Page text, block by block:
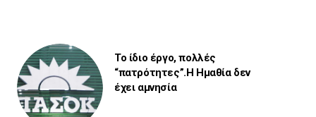
Το ίδιο έργο, πολλές
“πατρότητες”.Η Ημαθία δεν
έχει αμνησία